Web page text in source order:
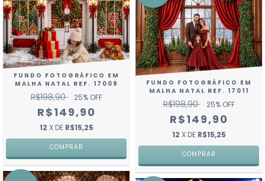
FUNDO FOTOGRÁFICO EM
MALHA NATAL REF. 17009
R$198,90 25% OFF
R$149,90
12 X DE R$15,25
COMPRAR
FUNDO FOTOGRÁFICO EM
MALHA NATAL REF. 17011
R$198,90 25% OFF
R$149,90
12 X DE R$15,25
COMPRAR